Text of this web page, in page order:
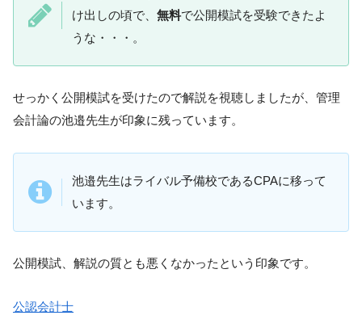
け出しの頃で、 無料で公開模試を受験できたよ
うな・・・。
せっかく公開模試を受けたので解説を視聴しましたが、管理
会計論の池邉先生が印象に残っています。
池邉先生はライバル予備校であるCPAに移って
います。
公開模試、解説の質とも悪くなかったという印象です。
公認会計士